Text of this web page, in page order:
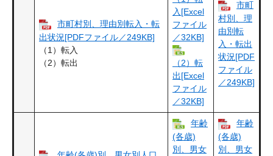
市町村別、理由別転入・転
出状況[PDFファイル／249KB]
（1）転入
（2）転出
入[Excel
ファイル
／32KB]
（2）転
出[Excel
ファイル
／32KB]
市町
村別、理
由別転
入・転出
状況[PDF
ファイル
／249KB]
年齢
(各歳)
別、男女
年齢
(各歳)
別、男女